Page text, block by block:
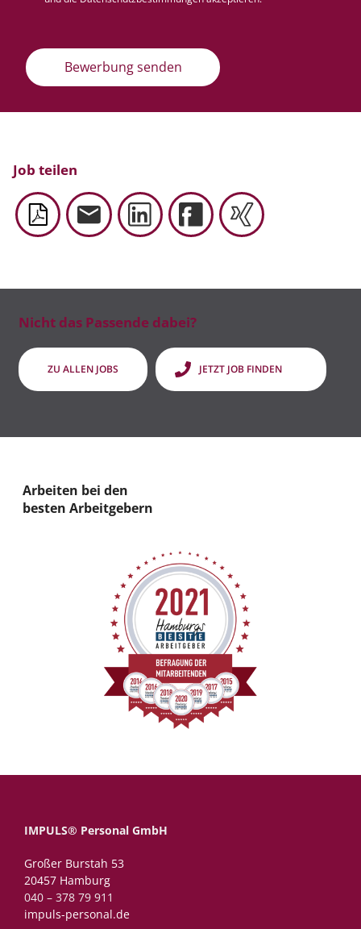
Bewerbung senden
Job teilen
Nicht das Passende dabei?
ZU ALLEN JOBS JETZT JOB FINDEN
Arbeiten bei den
besten Arbeitgebern
IMPULS® Personal GmbH
Großer Burstah 53
20457 Hamburg
040 – 378 79 911
impuls-personal.de